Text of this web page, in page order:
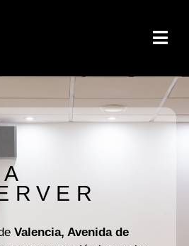
Valencia, Avenida de